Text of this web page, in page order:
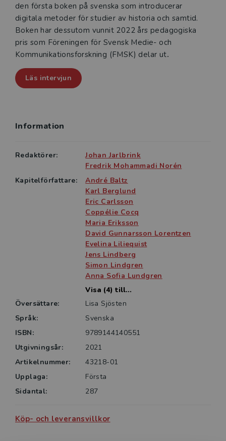
den första boken på svenska som introducerar
digitala metoder för studier av historia och samtid.
Boken har dessutom vunnit 2022 års pedagogiska
pris som Föreningen för Svensk Medie- och
Kommunikationsforskning (FMSK) delar ut.
Läs intervjun
Information
Redaktörer:
Johan Jarlbrink
Fredrik Mohammadi Norén
Kapitelförfattare:
André Baltz
Karl Berglund
Eric Carlsson
Coppélie Cocq
Maria Eriksson
David Gunnarsson Lorentzen
Evelina Liliequist
Jens Lindberg
Simon Lindgren
Anna Sofia Lundgren
Visa (4) till...
Översättare:
Lisa Sjösten
Språk:
Svenska
ISBN:
9789144140551
Utgivningsår:
2021
Artikelnummer:
43218-01
Upplaga:
Första
Sidantal:
287
Köp- och leveransvillkor